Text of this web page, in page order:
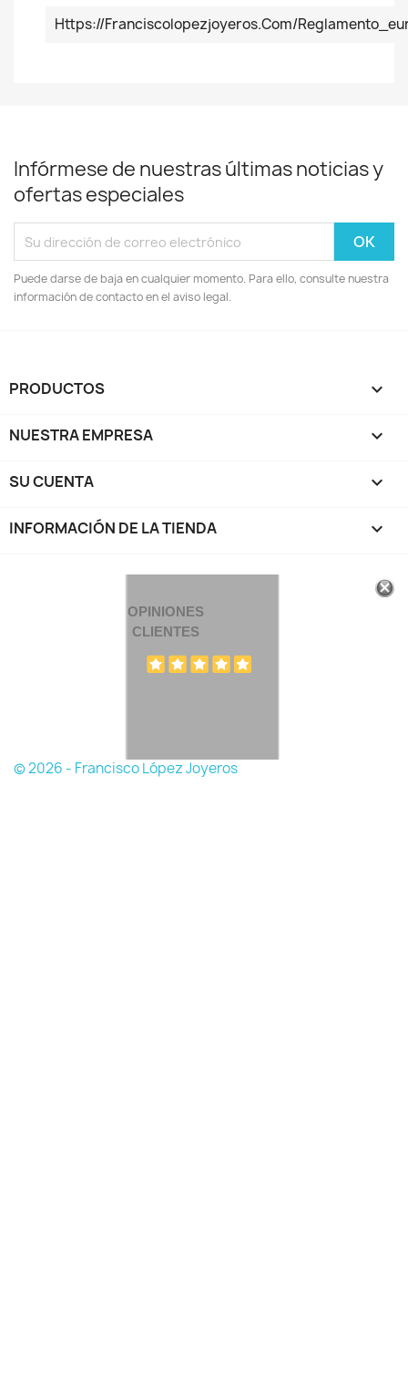
Https://franciscolopezjoyeros.com/
Infórmese de nuestras últimas noticias y
ofertas especiales
Puede darse de baja en cualquier momento. Para ello, consulte nuestra
información de contacto en el aviso legal.
PRODUCTOS 
NUESTRA EMPRESA 
SU CUENTA 
INFORMACIÓN DE LA TIENDA keyboard_arrow_down
OPINIONES
CLIENTES
© 2026 - Francisco López Joyeros